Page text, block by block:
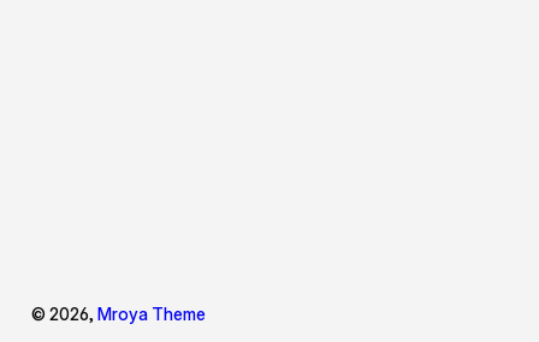
© 2026, Mroya Theme